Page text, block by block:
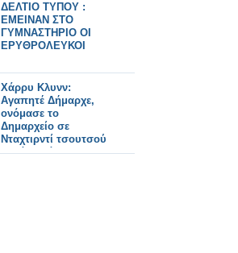
ΔΕΛΤΙΟ ΤΥΠΟΥ :
ΕΜΕΙΝΑΝ ΣΤΟ
ΓΥΜΝΑΣΤΗΡΙΟ ΟΙ
ΕΡΥΘΡΟΛΕΥΚΟΙ
Χάρρυ Κλυνν:
Αγαπητέ Δήμαρχε,
ονόμασε το
Δημαρχείο σε
Νταχτιρντί τσουτσού
Οντά και άλλαξε το